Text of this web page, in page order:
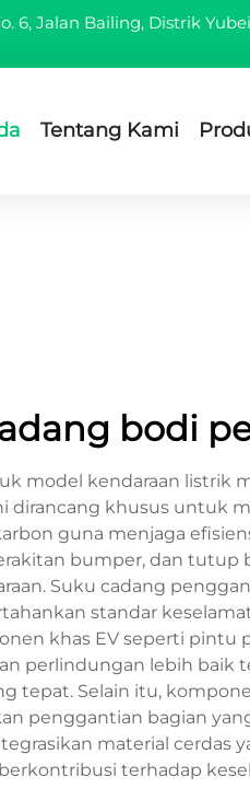
6, Jalan Bailing, Distrik
Tentang Kami
bodi
model kendaraan
dirancang khusus untuk
guna menjaga
bumper, dan tutup
Suku cadang
standar
khas EV seperti pintu
perlindungan lebih
tepat. Selain itu,
penggantian bagian
material cerdas
berkontribusi terhadap